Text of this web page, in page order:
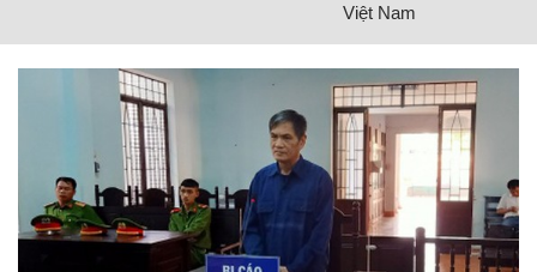
Việt Nam